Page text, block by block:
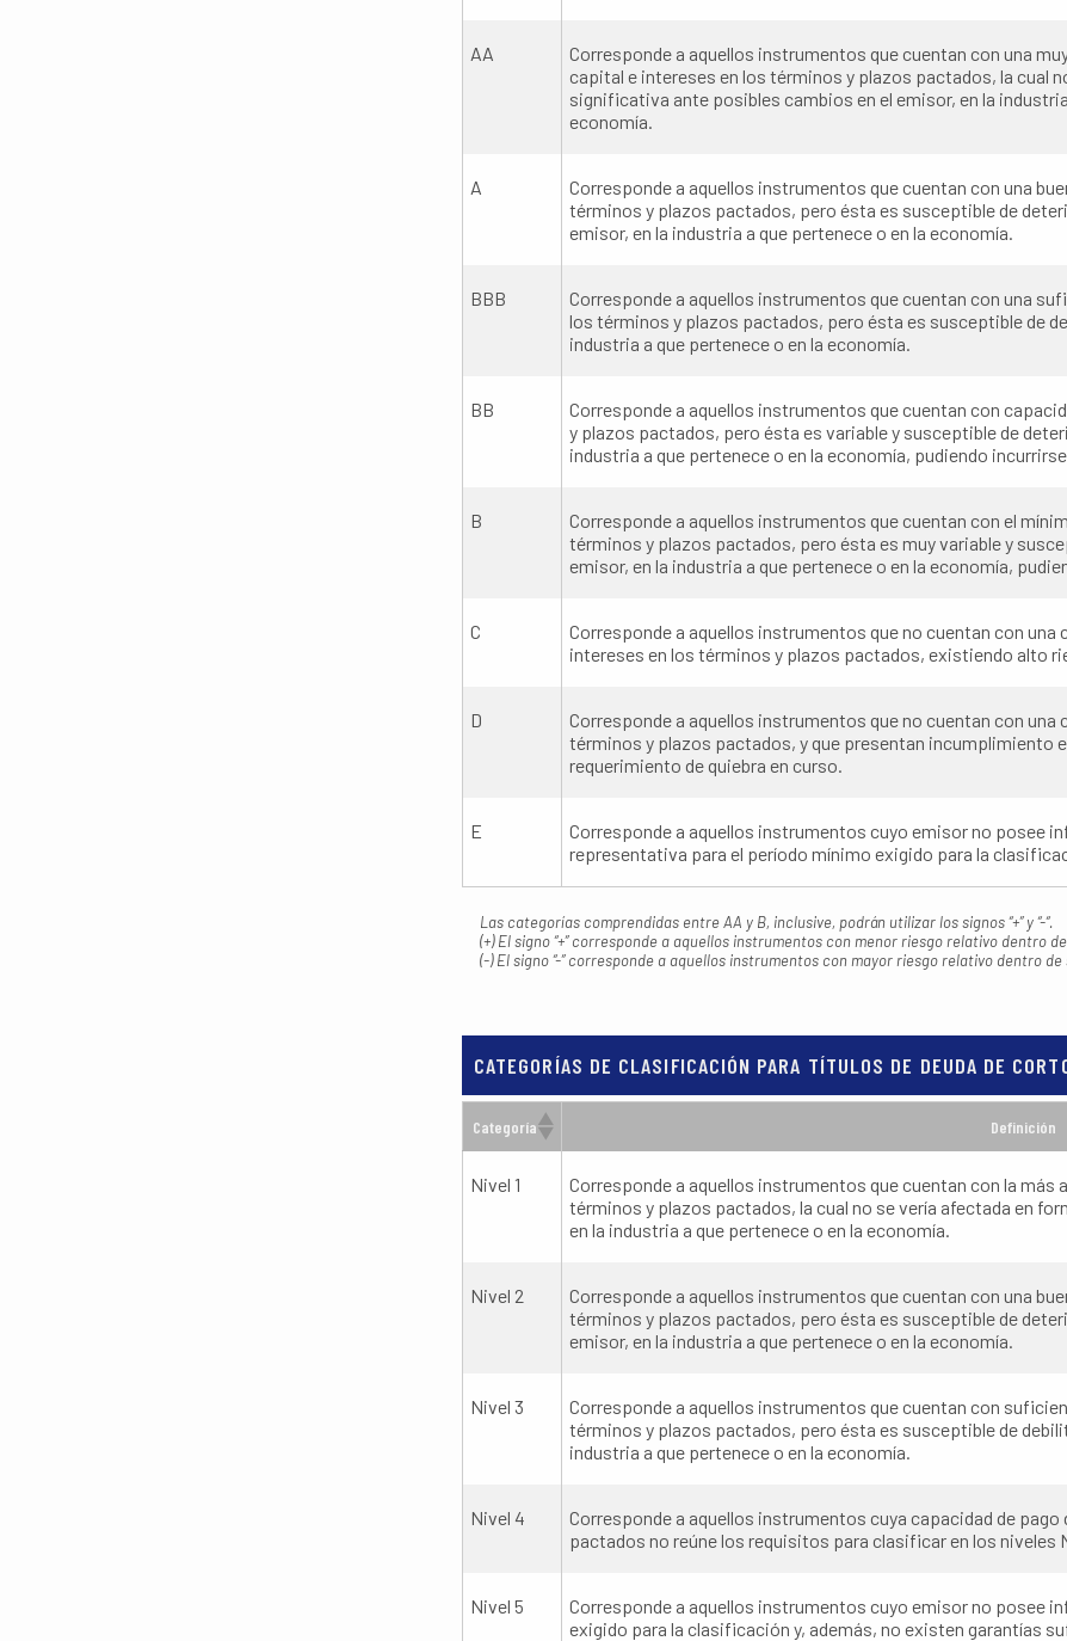
AA
Corresponde a aquellos instrumentos que cuentan con una
capital e intereses en los términos y plazos pactados, la cual
significativa ante posibles cambios en el emisor, en la
economía.
A
Corresponde a aquellos instrumentos que cuentan con una
términos y plazos pactados, pero ésta es susceptible de
emisor, en la industria a que pertenece o en la economía.
BBB
Corresponde a aquellos instrumentos que cuentan con una
los términos y plazos pactados, pero ésta es susceptible de
industria a que pertenece o en la economía.
BB
Corresponde a aquellos instrumentos que cuentan con
y plazos pactados, pero ésta es variable y susceptible de
industria a que pertenece o en la economía, pudiendo
B
Corresponde a aquellos instrumentos que cuentan con el
términos y plazos pactados, pero ésta es muy variable y
emisor, en la industria a que pertenece o en la economía,
C
Corresponde a aquellos instrumentos que no cuentan con
intereses en los términos y plazos pactados, existiendo alto
D
Corresponde a aquellos instrumentos que no cuentan con
términos y plazos pactados, y que presentan incumplimiento
requerimiento de quiebra en curso.
E
Corresponde a aquellos instrumentos cuyo emisor no posee
representativa para el período mínimo exigido para la
Las categorías comprendidas entre AA y B, inclusive, podrán utilizar los signos “+” y “-“.
(+) El signo “+” corresponde a aquellos instrumentos con menor riesgo relativo dentro
(-) El signo “-” corresponde a aquellos instrumentos con mayor riesgo relativo dentro
CATEGORÍAS DE CLASIFICACIÓN PARA TÍTULOS DE DEUDA DE
Categoría Definición
Nivel 1
Corresponde a aquellos instrumentos que cuentan con la más
términos y plazos pactados, la cual no se vería afectada en
en la industria a que pertenece o en la economía.
Nivel 2
Corresponde a aquellos instrumentos que cuentan con una
términos y plazos pactados, pero ésta es susceptible de
emisor, en la industria a que pertenece o en la economía.
Nivel 3
Corresponde a aquellos instrumentos que cuentan con
términos y plazos pactados, pero ésta es susceptible de
industria a que pertenece o en la economía.
Nivel 4
Corresponde a aquellos instrumentos cuya capacidad de
pactados no reúne los requisitos para clasificar en los niveles
Nivel 5
Corresponde a aquellos instrumentos cuyo emisor no posee
exigido para la clasificación y, además, no existen garantías